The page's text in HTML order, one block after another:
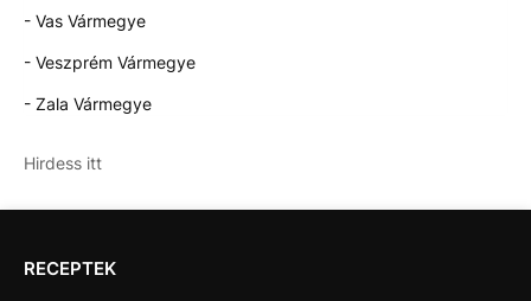
- Vas Vármegye
- Veszprém Vármegye
- Zala Vármegye
Hirdess itt
RECEPTEK